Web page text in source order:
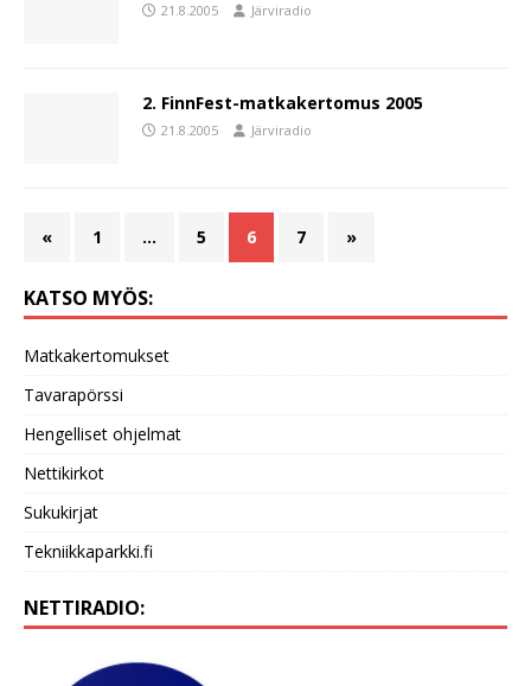
21.8.2005 Järviradio
2. FinnFest-matkakertomus 2005
21.8.2005 Järviradio
« 1 … 5 6 7 »
KATSO MYÖS:
Matkakertomukset
Tavarapörssi
Hengelliset ohjelmat
Nettikirkot
Sukukirjat
Tekniikkaparkki.fi
NETTIRADIO: